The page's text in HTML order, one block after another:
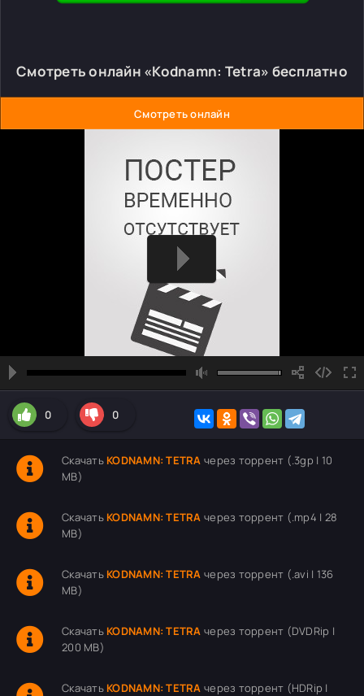
Смотреть онлайн «Kodnamn: Tetra» бесплатно
Смотреть онлайн
0 0
Скачать KODNAMN: TETRA через торрент (.3gp | 10
MB)
Скачать KODNAMN: TETRA через торрент (.mp4 | 28
MB)
Скачать KODNAMN: TETRA через торрент (.avi | 136
MB)
Скачать KODNAMN: TETRA через торрент (DVDRip |
200 MB)
Скачать KODNAMN: TETRA через торрент (HDRip |